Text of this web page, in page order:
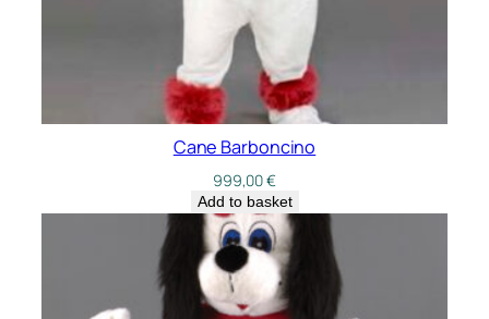
Cane Barboncino
999,00€
Add to basket